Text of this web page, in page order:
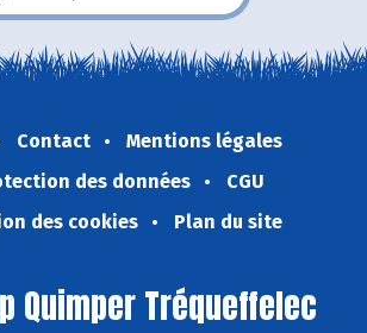
Contact
Mentions légales
des données
CGU
des cookies
Plan du site
Quimper Tréqueffelec